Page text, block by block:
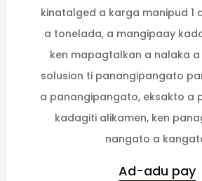
kinatalged a karga manipud 1
a tonelada, a mangipaay
ken mapagtalkan a nalaka
solusion ti panangipangato
a panangipangato, eksakto a
kadagiti alikamen, ken
nangato a
Ad-adu pay